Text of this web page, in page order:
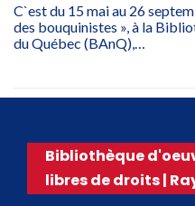
C`est du 15 mai au 26
des bouquinistes », à la
du Québec (BAnQ),…
Bibliothèque
libres de droits |